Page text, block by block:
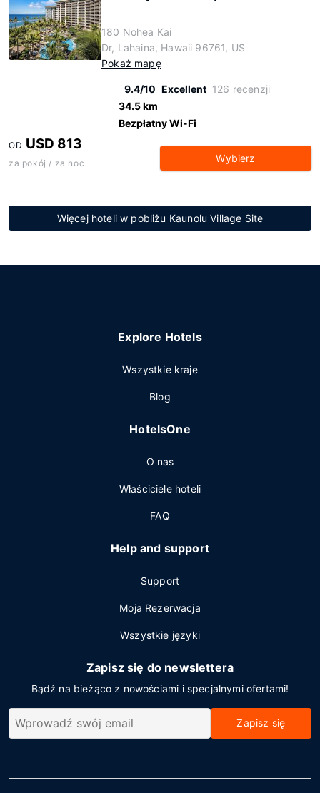
180 Nohea Kai
Dr, Lahaina, Hawaii 96761, US
Pokaż mapę
9.4/10 Excellent 126 recenzji
34.5 km
Bezpłatny Wi-Fi
OD USD 813
za pokój / za noc Wybierz
Więcej hoteli w pobliżu Kaunolu Village Site
Explore Hotels
Wszystkie kraje
Blog
HotelsOne
O nas
Właściciele hoteli
FAQ
Help and support
Support
Moja Rezerwacja
Wszystkie języki
Zapisz się do newslettera
Bądź na bieżąco z nowościami i specjalnymi ofertami!
Zapisz się